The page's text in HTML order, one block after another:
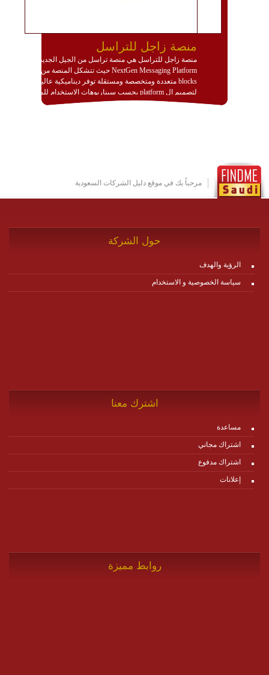
منصة زاجل للتراسل
منصة زاجل للتراسل هي منصة تراسل من الجيل الجديد
NextGen Messaging Platform حيث تتشكل المنصة من
blocks متعددة ومتخصصة ومستقلة توفر ديناميكية عالية
لتصميم ال platform بحسب سيناريوهات الاستخدام للمنصة
وتتوافق مع النشر والاستثمار ضمن بيئة استضافة dedicated
http://www.plutosms.com/zagel
مرحباً بك في موقع دليل الشركات السعودية
حول الشركة
الرؤية والهدف
سياسة الخصوصية و الاستخدام
اشترك معنا
مساعدة
اشتراك مجاني
اشتراك مدفوع
إعلانات
روابط مميزة